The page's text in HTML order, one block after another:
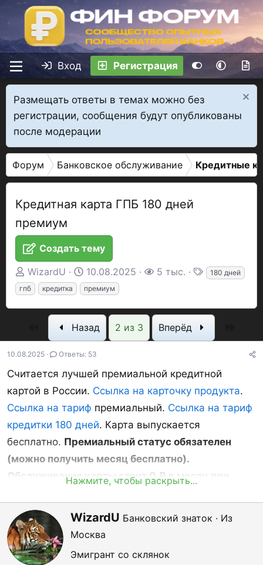
Вход Регистрация
Размещать ответы в темах можно без
регистрации, сообщения будут опубликованы
после модерации
Форум Банковское обслуживание Кредитные
Кредитная карта ГПБ 180 дней
премиум
Создать тему
А
в
т
е
м
ы
WizardU
Д
а
а
н
а
ч
а
л
а
10.08.2025
П
с
м
о
р
ы
5 тыс.
Т
и
180 дней
гпб
кредитка премиум
ПервыйНазад 2 из 3 Вперёд
10.08.2025 Ответы: 53
Считается лучшей премиальной кредитной
картой в России. Ссылка на карточку продукта.
Ссылка на тариф премиальный. Ссылка на тариф
кредитки 180 дней. Карта выпускается
бесплатно. Премиальный статус обязателен
(можно получить месяц бесплатно).
Обслуживание карты стоит 0 ₽ в месяц при
Нажмите, чтобы раскрыть...
А
в
о
WizardU Банковский знаток · Из
Москва
Эмигрант со склянок